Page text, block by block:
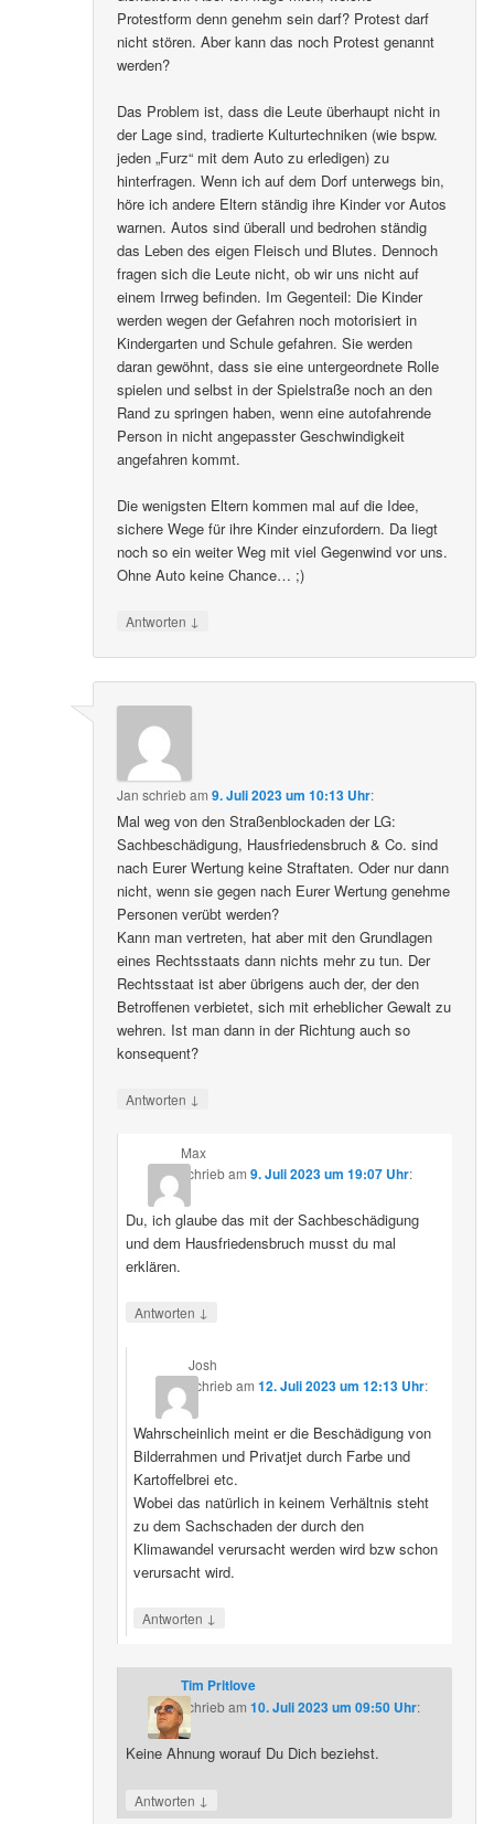
Protestform denn genehm sein darf? Protest darf
nicht stören. Aber kann das noch Protest genannt
werden?
Das Problem ist, dass die Leute überhaupt nicht in
der Lage sind, tradierte Kulturtechniken (wie bspw.
jeden „Furz“ mit dem Auto zu erledigen) zu
hinterfragen. Wenn ich auf dem Dorf unterwegs bin,
höre ich andere Eltern ständig ihre Kinder vor Autos
warnen. Autos sind überall und bedrohen ständig
das Leben des eigen Fleisch und Blutes. Dennoch
fragen sich die Leute nicht, ob wir uns nicht auf
einem Irrweg befinden. Im Gegenteil: Die Kinder
werden wegen der Gefahren noch motorisiert in
Kindergarten und Schule gefahren. Sie werden
daran gewöhnt, dass sie eine untergeordnete Rolle
spielen und selbst in der Spielstraße noch an den
Rand zu springen haben, wenn eine autofahrende
Person in nicht angepasster Geschwindigkeit
angefahren kommt.
Die wenigsten Eltern kommen mal auf die Idee,
sichere Wege für ihre Kinder einzufordern. Da liegt
noch so ein weiter Weg mit viel Gegenwind vor uns.
Ohne Auto keine Chance… ;)
Antworten ↓
Jan schriebam9. Juli 2023 um 10:13 Uhr:
Mal weg von den Straßenblockaden der LG:
Sachbeschädigung, Hausfriedensbruch & Co. sind
nach Eurer Wertung keine Straftaten. Oder nur dann
nicht, wenn sie gegen nach Eurer Wertung genehme
Personen verübt werden?
Kann man vertreten, hat aber mit den Grundlagen
eines Rechtsstaats dann nichts mehr zu tun. Der
Rechtsstaat ist aber übrigens auch der, der den
Betroffenen verbietet, sich mit erheblicher Gewalt zu
wehren. Ist man dann in der Richtung auch so
konsequent?
Antworten ↓
Max
schriebam 9. Juli 2023 um 19:07 Uhr:
Du, ich glaube das mit der Sachbeschädigung
und dem Hausfriedensbruch musst du mal
erklären.
Antworten ↓
Josh
schriebam12. Juli 2023 um 12:13 Uhr:
Wahrscheinlich meint er die Beschädigung von
Bilderrahmen und Privatjet durch Farbe und
Kartoffelbrei etc.
Wobei das natürlich in keinem Verhältnis steht
zu dem Sachschaden der durch den
Klimawandel verursacht werden wird bzw schon
verursacht wird.
Antworten ↓
Tim Pritlove
schriebam 10. Juli 2023 um 09:50 Uhr:
Keine Ahnung worauf Du Dich beziehst.
Antworten ↓